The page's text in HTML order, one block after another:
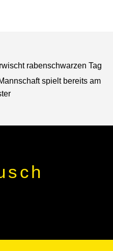
rabenschwarzen Tag
spielt bereits am